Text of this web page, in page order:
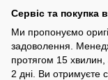
Сервіс та покупка
Ми пропонуємо
задоволення.
протягом 15 хвилин,
2 дні. Ви отримуєте